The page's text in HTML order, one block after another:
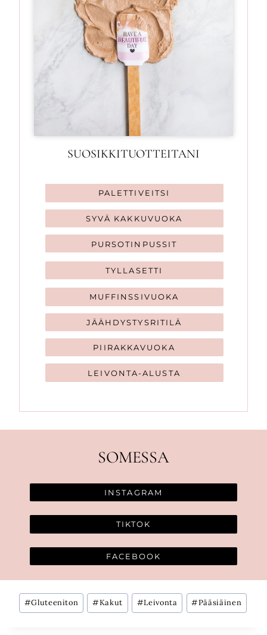
SUOSIKKITUOTTEITANI
PALETTIVEITSI
SYVÄ KAKKUVUOKA
PURSOTINPUSSIT
TYLLASETTI
MUFFINSSIVUOKA
JÄÄHDYSTYSRITILÄ
PIIRAKKAVUOKA
LEIVONTA-ALUSTA
SOMESSA
INSTAGRAM
TIKTOK
FACEBOOK
Avainsanat:
#Gluteeniton #Kakut #Leivonta #Pääsiäinen